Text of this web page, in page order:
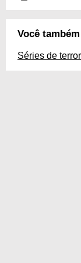
Você
Séries de terror